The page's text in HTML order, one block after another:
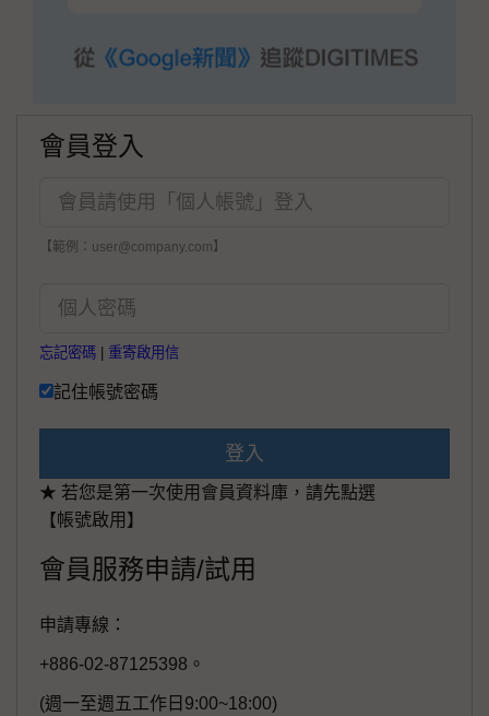
會員登入
【範例：user@company.com】
忘記密碼 重寄啟用信
記住帳號密碼
登入
★ 若您是第一次使用會員資料庫，請先點選
【帳號啟用】
會員服務申請/試用
申請專線：
+886-02-87125398。
(週一至週五工作日9:00~18:00)